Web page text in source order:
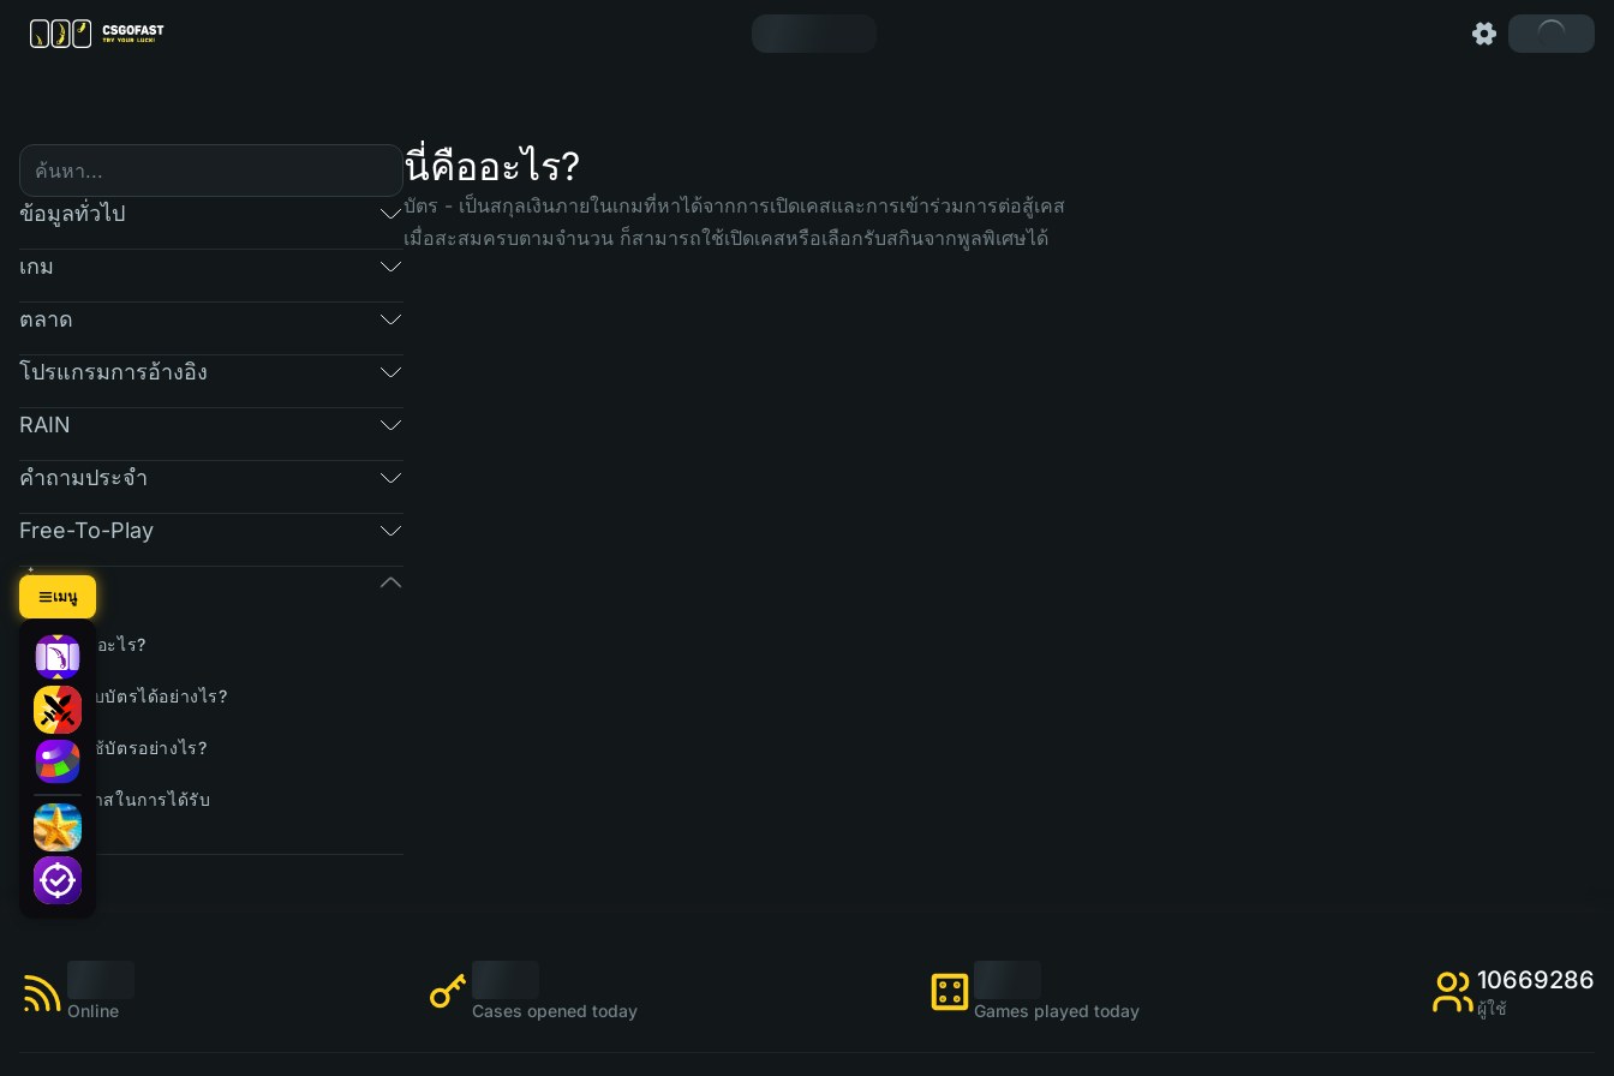
เมนู
ข้อมูลทั่วไป
เกม
ตลาด
โปรแกรมการอ้างอิง
RAIN
คำถามประจำ
Free-To-Play
ตั๋ว
นี่คืออะไร?
จะรับบัตรได้อย่างไร?
จะใช้บัตรอย่างไร?
โอกาสในการได้รับ
นี่คืออะไร?
บัตร - เป็นสกุลเงินภายในเกมที่หาได้จากการเปิดเคสและการเข้าร่วมการต่อสู้เคส
เมื่อสะสมครบตามจำนวน ก็สามารถใช้เปิดเคสหรือเลือกรับสกินจากพูลพิเศษได้
Online Cases opened today Games played today
10669286
ผู้ใช้